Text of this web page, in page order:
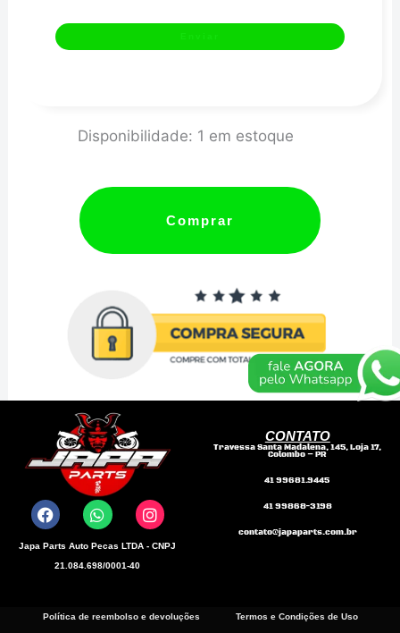
Disponibilidade: 1 em estoque
P/
H34
POLIDO
quantidade
Comprar
a
c
e
b
W
h
a
t
s
a
n
s
t
a
m
Japa Parts Auto Pecas LTDA - CNPJ
21.084.698/0001-40
CONTATO
Travessa Santa Madalena, 145, Loja 17,
Colombo – PR
41 99681.9445
41 99868-3198
contato@japaparts.com.br
Política de reembolso e devoluções Termos e Condições de Uso